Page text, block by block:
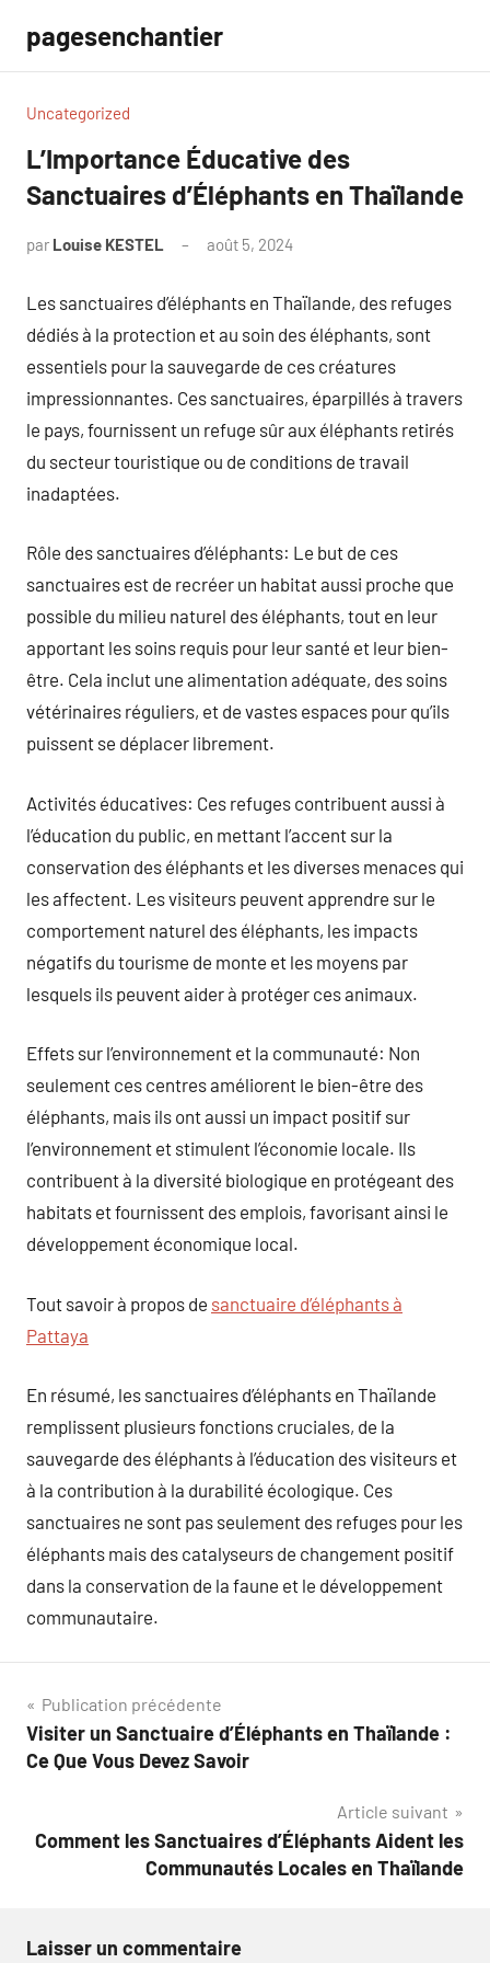
contenu
pagesenchantier
Uncategorized
L’Importance Éducative des
Sanctuaires d’Éléphants en Thaïlande
par Louise KESTEL août 5, 2024
Les sanctuaires d’éléphants en Thaïlande, des refuges
dédiés à la protection et au soin des éléphants, sont
essentiels pour la sauvegarde de ces créatures
impressionnantes. Ces sanctuaires, éparpillés à travers
le pays, fournissent un refuge sûr aux éléphants retirés
du secteur touristique ou de conditions de travail
inadaptées.
Rôle des sanctuaires d’éléphants: Le but de ces
sanctuaires est de recréer un habitat aussi proche que
possible du milieu naturel des éléphants, tout en leur
apportant les soins requis pour leur santé et leur bien-
être. Cela inclut une alimentation adéquate, des soins
vétérinaires réguliers, et de vastes espaces pour qu’ils
puissent se déplacer librement.
Activités éducatives: Ces refuges contribuent aussi à
l’éducation du public, en mettant l’accent sur la
conservation des éléphants et les diverses menaces qui
les affectent. Les visiteurs peuvent apprendre sur le
comportement naturel des éléphants, les impacts
négatifs du tourisme de monte et les moyens par
lesquels ils peuvent aider à protéger ces animaux.
Effets sur l’environnement et la communauté: Non
seulement ces centres améliorent le bien-être des
éléphants, mais ils ont aussi un impact positif sur
l’environnement et stimulent l’économie locale. Ils
contribuent à la diversité biologique en protégeant des
habitats et fournissent des emplois, favorisant ainsi le
développement économique local.
Tout savoir à propos de sanctuaire d’éléphants à
Pattaya
En résumé, les sanctuaires d’éléphants en Thaïlande
remplissent plusieurs fonctions cruciales, de la
sauvegarde des éléphants à l’éducation des visiteurs et
à la contribution à la durabilité écologique. Ces
sanctuaires ne sont pas seulement des refuges pour les
éléphants mais des catalyseurs de changement positif
dans la conservation de la faune et le développement
communautaire.
Navigation
de
Publication précédente
Visiter un Sanctuaire d’Éléphants en Thaïlande :
Ce Que Vous Devez Savoir
Article suivant
Comment les Sanctuaires d’Éléphants Aident les
Communautés Locales en Thaïlande
Laisser un commentaire